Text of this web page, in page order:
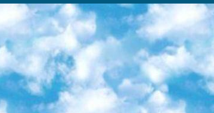
необходимых для неё умений. Чтобы вы могли освоить их самостоятельно, для каждого умения площадка отображает подборку ссылок на учебные материалы. Хотя «Смартия» ориентируется на русскоязычную аудиторию, часть контента всё же доступна только на английском. 3. «Лекторий Физтеха» Проект Московского физико-технического института (Физтеха). С его помощью вы можете смотреть онлайн серии лекций, записанные на видео в этом вузе. В числе доступных предметов — физика, биология, химия, информационные технологии и другие. К некоторым лекциям администрация ресурса прилагает готовые конспекты, которые можно скачивать в PDF-формате. 4. ITMOcourses Онлайн-площадка Санкт-Петербургского национального исследовательского университета информационных технологий, механики и оптики (ИТМО). Ресурс предоставляет свободный доступ к курсам, разработанным в этом вузе. Каталог материалов разбит на четыре категории: «Оптические системы и технологии», «Приборостроение и робототехника», «Информационные технологии» и «Биотехнологии». Курсы состоят из видеолекций, интерактивных демонстраций и заданий. 5. «КиберЛенинка» Электронная научная библиотека открытого доступа. Каталог площадки регулярно обрастает текстами статей из различных научных изданий. Сгруппированные по журналам и рубрикам публикации можно читать онлайн или скачивать целиком в PDF-формате. Проект нацелен на популяризацию науки за счёт открытого доступа к качественной информации. 6. «ПостНаука» На этом ресурсе публикуют подборки видеолекций, составленные экспертами из разных отраслей и объединённые общими темами. Среди них, к примеру, есть серии «Биоинформатика и геномика», «Культура средневековой Скандинавии» и Cinema Studies о теории кино. Каждая подборка лекций — логически связанная история, рассказанная экспертом от первого лица. Кроме того, на сайте появляются научно-образовательные статьи и тесты на разные темы. 7. «Newочём» Команда проекта «Newочём» отбирает самые интересные тексты из англоязычных СМИ и переводит те из них, за которые голосуют участники сообщества «ВКонтакте». По большей части это научно-популярные статьи. Редакторы придумывают лишь заголовки, в остальном содержание переводов соответствует оригиналам. Полные тексты можно читать прямо в социальной сети. 8. InternetUrok Онлайн-база материалов по основным дисциплинам школьной программы. Информация на сайте структурирована по классам, предметам и темам (урокам). Каждый урок состоит из видеолекций и конспектов. Есть также интерактивные тренажёры и тесты для закрепления пройденного материала. Даже если вы давно окончили школу, возможность повторить программу старших классов всегда может пригодиться. 9. Edutainme Ещё один ресурс об образовании. В отличие от Newtonew, как мне кажется, Edutainme больше ориентируется на представителей индустрии: педагогов, предпринимателей, разработчиков образовательных проектов. Но и любой, кто просто стремится к саморазвитию, найдёт на сайте много полезного и интересного для себя. Например, информацию о новых курсах и образовательных сервисах. 10. Newtonew Онлайн-медиа об образовании и обучении в широком смысле. Авторы Newtonew пишут об инструментах, заведениях, тактиках и стратегиях, которые помогают учить других и получать новые знания самостоятельно. На этой площадке вы найдёте новости, обзоры, аналитические мат